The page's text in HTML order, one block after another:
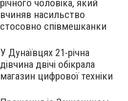
річного чоловіка, який
вчиняв насильство
стосовно співмешканки
У Дунаївцях 21-річна
дівчина двічі обікрала
магазин цифрової техніки